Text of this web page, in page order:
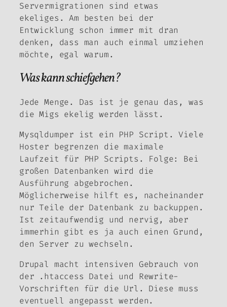
Servermigrationen sind etwas
ekeliges. Am besten bei der
Entwicklung schon immer mit dran
denken, dass man auch einmal umziehen
möchte, egal warum.
Was kann schiefgehen?
Jede Menge. Das ist je genau das, was
die Migs ekelig werden lässt.
Mysqldumper ist ein PHP Script. Viele
Hoster begrenzen die maximale
Laufzeit für PHP Scripts. Folge: Bei
großen Datenbanken wird die
Ausführung abgebrochen.
Möglicherweise hilft es, nacheinander
nur Teile der Datenbank zu backuppen.
Ist zeitaufwendig und nervig, aber
immerhin gibt es ja auch einen Grund,
den Server zu wechseln.
Drupal macht intensiven Gebrauch von
der .htaccess Datei und Rewrite-
Vorschriften für die Url. Diese muss
eventuell angepasst werden.